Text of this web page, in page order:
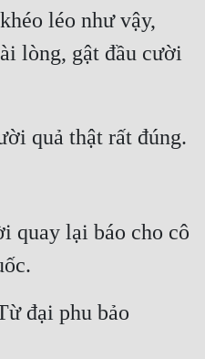
léo như vậy,
lòng, gật đầu cười
quả thật rất đúng.
quay lại báo cho cô
đại phu bảo